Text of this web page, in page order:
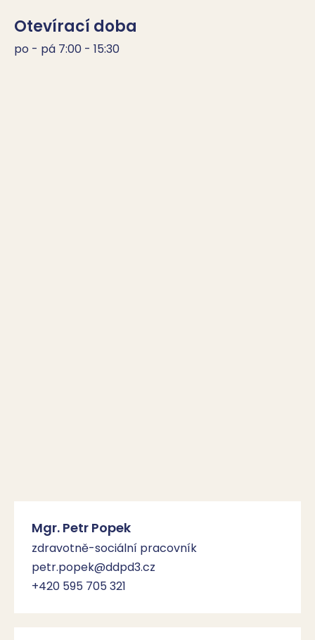
Otevírací doba
po - pá 7:00 - 15:30
Mgr. Petr Popek
zdravotně-sociální pracovník
petr.popek@ddpd3.cz
+420 595 705 321